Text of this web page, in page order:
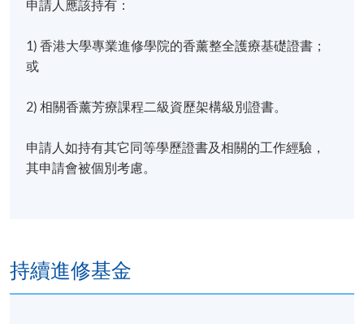
申請人應該持有：
1) 香港大學專業進修學院的香薰整全護療基礎證書；
或
2) 相關香薰芳療課程二級資歷架構級別證書。
申請人如持有其它同等學歷證書及相關的工作經驗，
其申請會被個別考慮。
持續進修基金